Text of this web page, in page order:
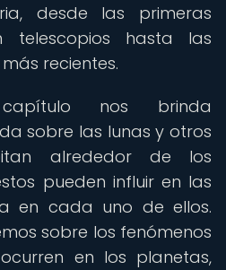
desde las primeras
telescopios hasta las
recientes.
nos brinda
sobre las lunas y otros
alrededor de los
pueden influir en las
en cada uno de ellos.
sobre los fenómenos
en los planetas,